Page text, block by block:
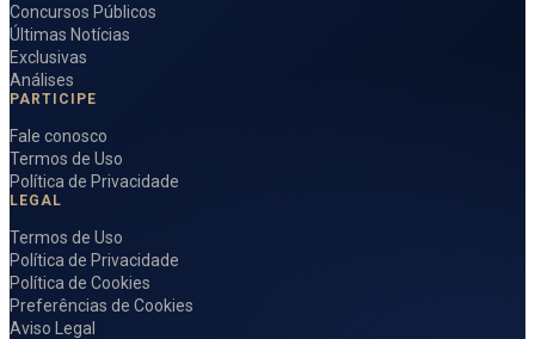
Concursos Públicos
Últimas Notícias
Exclusivas
Análises
PARTICIPE
Fale conosco
Termos de Uso
Política de Privacidade
LEGAL
Termos de Uso
Política de Privacidade
Política de Cookies
Preferências de Cookies
Aviso Legal